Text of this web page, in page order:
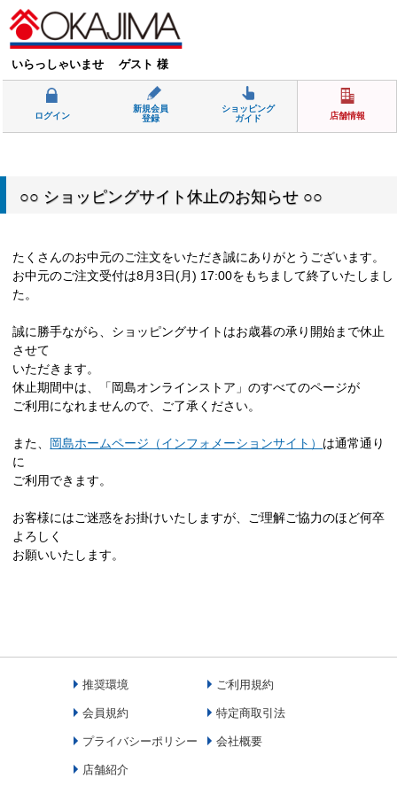
いらっしゃいませ ゲスト 様
ログイン
新規会員
登録
ショッピング
ガイド
店舗情報
○○ ショッピングサイト休止のお知らせ ○○
たくさんのお中元のご注文をいただき誠にありがとうございます。
お中元のご注文受付は8月3日(月) 17:00をもちまして終了いたしまし
た。
誠に勝手ながら、ショッピングサイトはお歳暮の承り開始まで休止
させて
いただきます。
休止期間中は、「岡島オンラインストア」のすべてのページが
ご利用になれませんので、ご了承ください。
また、 岡島ホームページ（インフォメーションサイト） は通常通り
に
ご利用できます。
お客様にはご迷惑をお掛けいたしますが、ご理解ご協力のほど何卒
よろしく
お願いいたします。
推奨環境 ご利用規約
会員規約 特定商取引法
プライバシーポリシー 会社概要
店舗紹介